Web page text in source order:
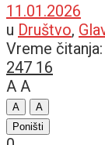
11.01.2026
u Društvo,
Vreme
247 16
A A
A
A
Poništi